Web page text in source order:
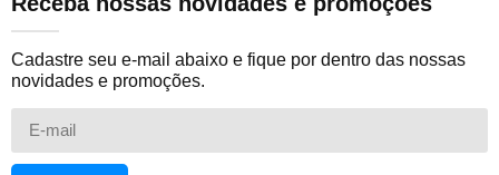
Cadastre seu e-mail abaixo e fique por dentro das nossas
novidades e promoções.